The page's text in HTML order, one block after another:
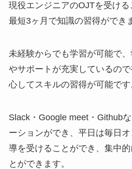
現役エンジニアのOJTを受け
最短3ヶ月で知識の習得ができ
未経験からでも学習が可能で
やサポートが充実しているの
心してスキルの習得が可能です
Slack・Google meet・Github
ーションができ、平日は毎日
導を受けることができ、集中
とができます。